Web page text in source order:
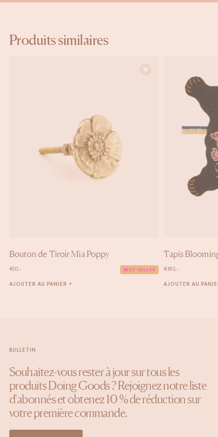
Produits similaires
Bouton de Tiroir Mia Poppy
€ 10,- BEST-SELLER
AJOUTER AU PANIER +
Tapis
€ 185,-
AJOUTER AU
BULLETIN
Souhaitez-vous rester à jour sur tous les
produits Doing Goods ? Rejoignez notre liste
d'abonnés et obtenez 10 % de réduction sur
votre première commande.